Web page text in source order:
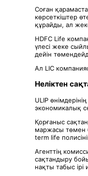
Соған
көрсеткіштер
құрайды, ал
HDFC Life
үлесі жеке
дейін
Ал LIC
Неліктен
ULIP
экономикалық
Қорғаныс
маржасы төмен
term life
Агенттің
сақтандыру
нақты табыс